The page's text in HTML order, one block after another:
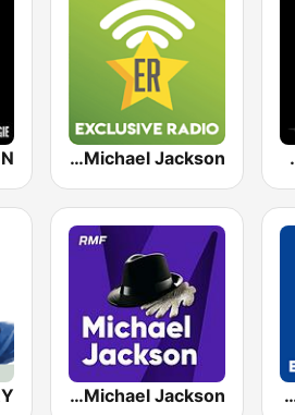
Exclusively Michael Jackson
Exclusively
RMF Michael Jackson